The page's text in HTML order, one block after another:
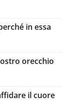
in essa
orecchio
il cuore